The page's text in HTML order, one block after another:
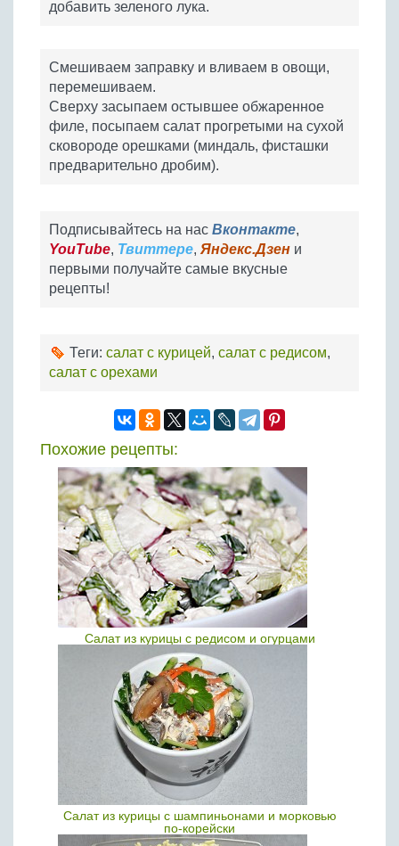
добавить зеленого лука.
Смешиваем заправку и вливаем в овощи,
перемешиваем.
Сверху засыпаем остывшее обжаренное
филе, посыпаем салат прогретыми на сухой
сковороде орешками (миндаль, фисташки
предварительно дробим).
Подписывайтесь на нас Вконтакте,
YouTube, Твиттере, Яндекс.Дзен и
первыми получайте самые вкусные
рецепты!
Теги: салат с курицей, салат с редисом,
салат с орехами
Похожие рецепты:
Салат из курицы с редисом и огурцами
Салат из курицы с шампиньонами и морковью
по-корейски